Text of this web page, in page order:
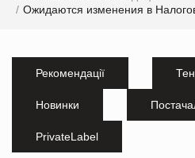
Ожидаются изменения в
Рекомендації
Новинки
PrivateLabel